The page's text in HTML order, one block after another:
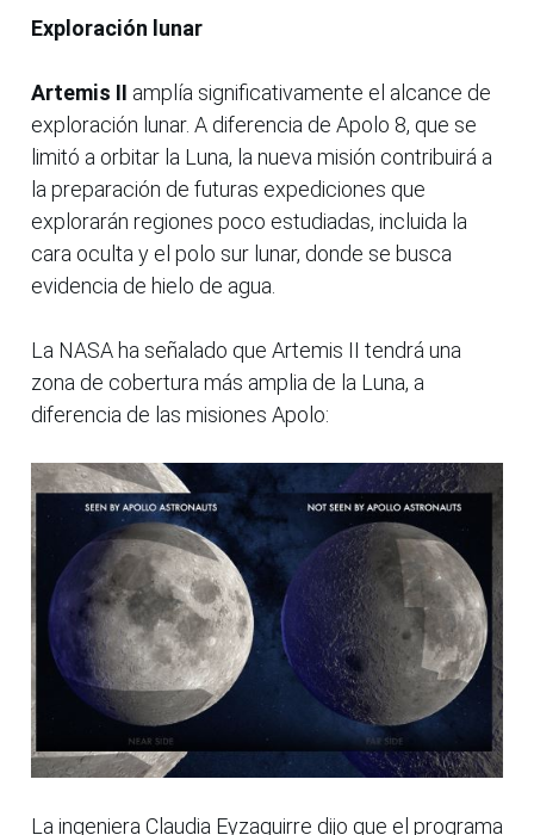
Exploración lunar
Artemis II amplía significativamente el alcance de
exploración lunar. A diferencia de Apolo 8, que se
limitó a orbitar la Luna, la nueva misión contribuirá a
la preparación de futuras expediciones que
explorarán regiones poco estudiadas, incluida la
cara oculta y el polo sur lunar, donde se busca
evidencia de hielo de agua.
La NASA ha señalado que Artemis II tendrá una
zona de cobertura más amplia de la Luna, a
diferencia de las misiones Apolo:
La ingeniera Claudia Eyzaguirre dijo que el programa